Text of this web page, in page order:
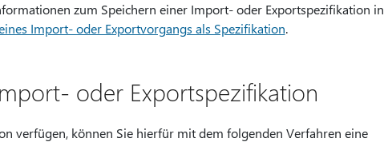
zum Speichern einer Import- oder Exportspezifikation in
Import- oder Exportvorgangs als Spezifikation.
oder Exportspezifikation
verfügen, können Sie hierfür mit dem folgenden Verfahren eine